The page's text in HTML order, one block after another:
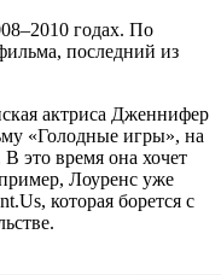
годах. По
последний из
актриса Дженнифер
«Голодные игры», на
В это время она хочет
Лоуренс уже
которая борется с